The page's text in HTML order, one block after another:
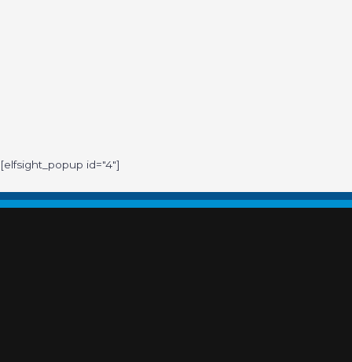
[elfsight_popup id="4"]